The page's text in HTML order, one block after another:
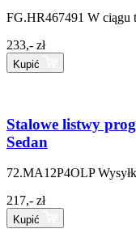
FG.HR467491 W ciągu
233,- zł
Kupić
Stalowe listwy
Sedan
72.MA12P4OLP
217,- zł
Kupić